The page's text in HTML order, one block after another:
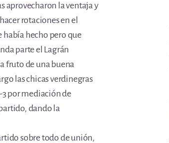
aprovecharon la ventaja y
rotaciones en el
había hecho pero que
parte el Lagrán
fruto de una buena
las chicas verdinegras
3 por mediación de
dando la
sobre todo de unión,